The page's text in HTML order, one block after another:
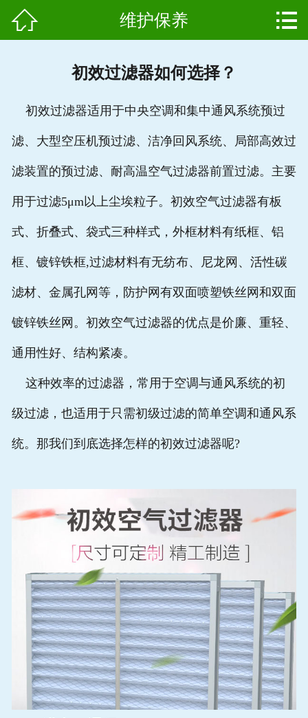
资质证书
公司简介
联系我们
 维护保养 
初效过滤器如何选择？
初效过滤器适用于中央空调和集中通风系统预过
滤、大型空压机预过滤、洁净回风系统、局部高效过
滤装置的预过滤、耐高温空气过滤器前置过滤。主要
用于过滤5μm以上尘埃粒子。初效空气过滤器有板
式、折叠式、袋式三种样式，外框材料有纸框、铝
框、镀锌铁框,过滤材料有无纺布、尼龙网、活性碳
滤材、金属孔网等，防护网有双面喷塑铁丝网和双面
镀锌铁丝网。初效空气过滤器的优点是价廉、重轻、
通用性好、结构紧凑。
这种效率的过滤器，常用于空调与通风系统的初
级过滤，也适用于只需初级过滤的简单空调和通风系
统。那我们到底选择怎样的初效过滤器呢?